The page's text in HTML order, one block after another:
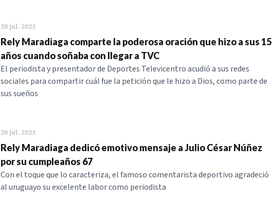
20 jul. 2021
Rely Maradiaga comparte la poderosa oración que hizo a sus 15
años cuando soñaba con llegar a TVC
El periodista y presentador de Deportes Televicentro acudió a sus redes
sociales para compartir cuál fue la petición que le hizo a Dios, como parte de
sus sueños
20 jul. 2021
Rely Maradiaga dedicó emotivo mensaje a Julio César Núñez
por su cumpleaños 67
Con el toque que lo caracteriza, el famoso comentarista deportivo agradeció
al uruguayo su excelente labor como periodista